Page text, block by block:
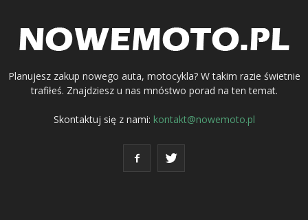
Planujesz zakup nowego auta, motocykla? W takim razie świetnie
trafiłeś. Znajdziesz u nas mnóstwo porad na ten temat.
Skontaktuj się z nami: kontakt@nowemoto.pl